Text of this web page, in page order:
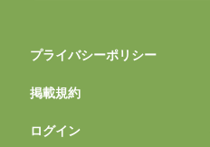
プライバシーポリシー
掲載規約
ログイン